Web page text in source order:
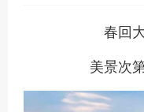
春回
美景次